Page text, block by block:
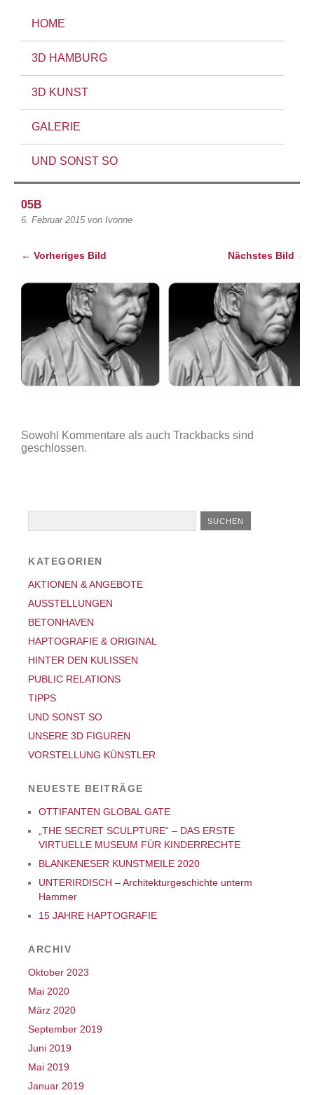
HOME
3D HAMBURG
3D KUNST
GALERIE
UND SONST SO
05B
6. Februar 2015 von Ivonne
← Vorheriges Bild Nächstes Bild →
Sowohl Kommentare als auch Trackbacks sind
geschlossen.
KATEGORIEN
AKTIONEN & ANGEBOTE
AUSSTELLUNGEN
BETONHAVEN
HAPTOGRAFIE & ORIGINAL
HINTER DEN KULISSEN
PUBLIC RELATIONS
TIPPS
UND SONST SO
UNSERE 3D FIGUREN
VORSTELLUNG KÜNSTLER
NEUESTE BEITRÄGE
OTTIFANTEN GLOBAL GATE
„THE SECRET SCULPTURE“ – DAS ERSTE
VIRTUELLE MUSEUM FÜR KINDERRECHTE
BLANKENESER KUNSTMEILE 2020
UNTERIRDISCH – Architekturgeschichte unterm
Hammer
15 JAHRE HAPTOGRAFIE
ARCHIV
Oktober 2023
Mai 2020
März 2020
September 2019
Juni 2019
Mai 2019
Januar 2019